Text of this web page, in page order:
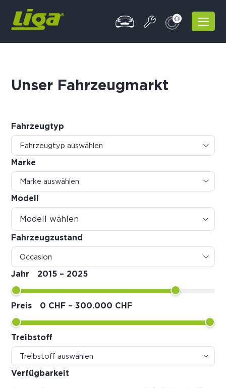
Unser Fahrzeugmarkt
Fahrzeugtyp
Marke
Modell
Modell wählen
Fahrzeugzustand
Jahr 2015 – 2025
Preis 0 CHF –300.000 CHF
Treibstoff
Verfügbarkeit